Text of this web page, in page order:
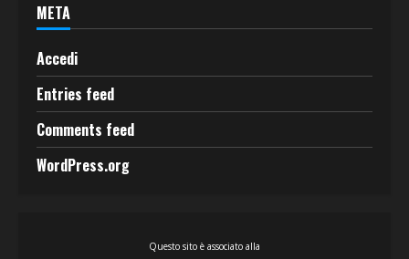
META
Accedi
Entries feed
Comments feed
WordPress.org
Questo sito è associato alla